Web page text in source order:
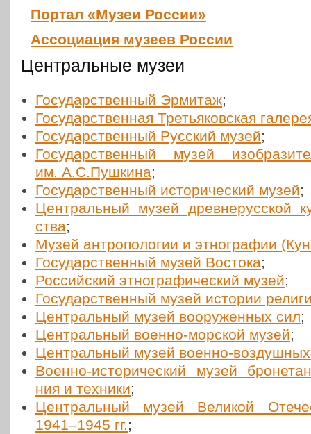
Портал «Музеи России»
Ассо­ци­а­ция музеев России
Центральные музеи
Госу­дар­ствен­ный Эрмитаж;
Госу­дар­ствен­ная Тре­тья­ков­ская
Госу­дар­ствен­ный Русский музей;
Госу­дар­ствен­ный музей
им. А.С.Пушкина;
Госу­дар­ствен­ный исто­ри­че­ский музей;
Цен­траль­ный музей древ­не­рус­ской
ства;
Музей антро­по­ло­гии и этно­гра­фии
Госу­дар­ствен­ный музей Востока;
Рос­сий­ский этно­гра­фи­че­ский музей;
Госу­дар­ствен­ный музей истории
Цен­траль­ный музей воору­жен­ных сил;
Цен­траль­ный военно-морской музей;
Цен­траль­ный музей военно-
Военно-исто­ри­че­ский музей
ния и техники;
Цен­траль­ный музей Великой
1941–1945 гг.;